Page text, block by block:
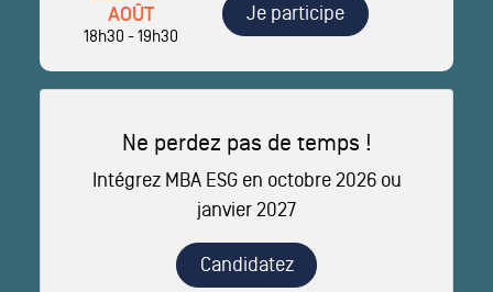
AOÛT
18h30 - 19h30
Je participe
Ne perdez pas de temps !
Intégrez MBA ESG en octobre 2026 ou
janvier 2027
Candidatez